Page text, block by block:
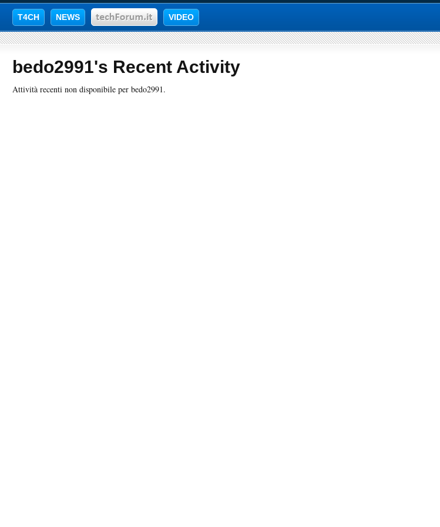
T4CH NEWS VIDEO
bedo2991's Recent Activity
Attività recenti non disponibile per bedo2991.